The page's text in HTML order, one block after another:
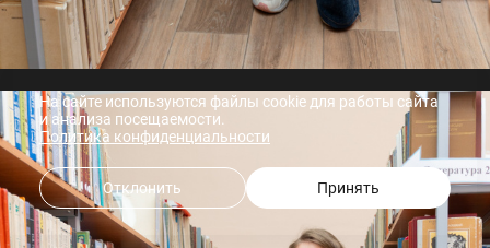
На сайте используются файлы cookie для работы сайта
и анализа посещаемости.
Политика конфиденциальности
Отклонить Принять